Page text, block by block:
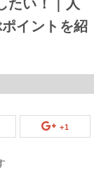
たい！｜人
イントを紹
+1